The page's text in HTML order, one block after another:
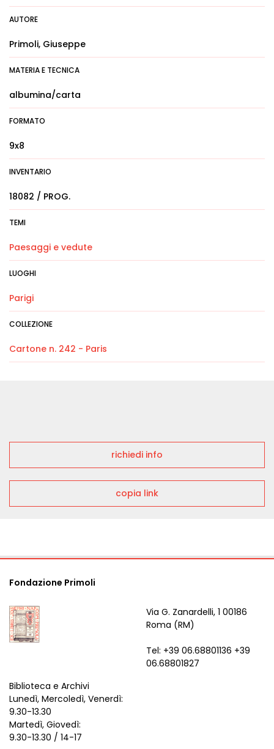
AUTORE
Primoli, Giuseppe
MATERIA E TECNICA
albumina/carta
FORMATO
9x8
INVENTARIO
18082 / PROG.
TEMI
Paesaggi e vedute
LUOGHI
Parigi
COLLEZIONE
Cartone n. 242 - Paris
richiedi info
copia link
Fondazione Primoli
Via G. Zanardelli, 1 00186
Roma (RM)
Tel: +39 06.68801136 +39
06.68801827
Biblioteca e Archivi
Lunedì, Mercoledì, Venerdì:
9.30-13.30
Martedì, Giovedì:
9.30-13.30 / 14-17